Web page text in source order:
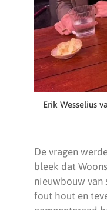
Erik Wesselius
De vragen
bleek dat
nieuwbouw van
fout hout en